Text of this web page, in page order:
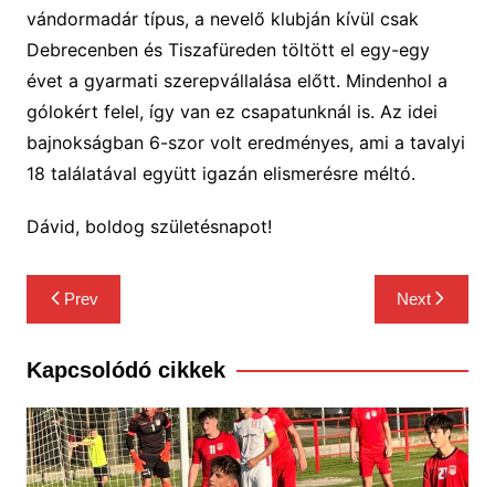
vándormadár típus, a nevelő klubján kívül csak
Debrecenben és Tiszafüreden töltött el egy-egy
évet a gyarmati szerepvállalása előtt. Mindenhol a
gólokért felel, így van ez csapatunknál is. Az idei
bajnokságban 6-szor volt eredményes, ami a tavalyi
18 találatával együtt igazán elismerésre méltó.
Dávid, boldog születésnapot!
Bejegyzés
navigáció
Prev Next
Kapcsolódó cikkek